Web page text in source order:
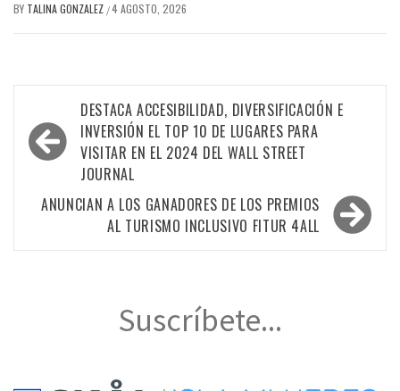
BY TALINA GONZALEZ /4 AGOSTO, 2026
Navegación
de
entradas
DESTACA ACCESIBILIDAD, DIVERSIFICACIÓN E
INVERSIÓN EL TOP 10 DE LUGARES PARA
VISITAR EN EL 2024 DEL WALL STREET
JOURNAL
ANUNCIAN A LOS GANADORES DE LOS PREMIOS
AL TURISMO INCLUSIVO FITUR 4ALL
Suscríbete...